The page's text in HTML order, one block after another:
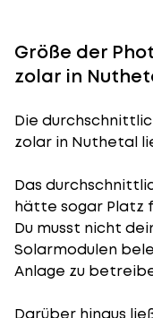
Größe der
zolar in
Die
zolar in Nuthetal
Das
hätte sogar Platz
Du musst nicht
Solarmodulen
Anlage zu